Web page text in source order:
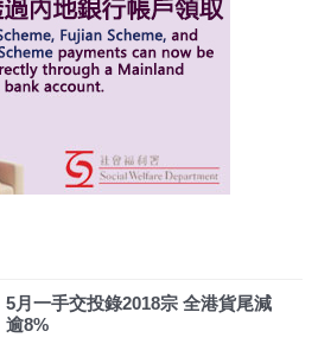
5月一手交投錄2018宗 全港貨尾減
逾8%